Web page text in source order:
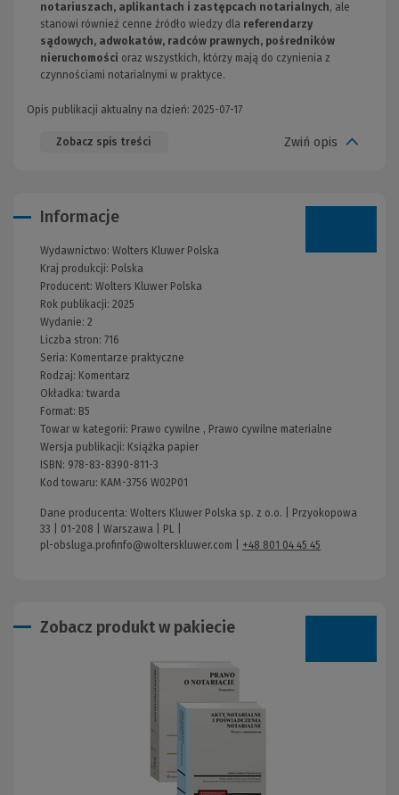
notariuszach, aplikantach i zastępcach notarialnych, ale
stanowi również cenne źródło wiedzy dla referendarzy
sądowych, adwokatów, radców prawnych, pośredników
nieruchomości oraz wszystkich, którzy mają do czynienia z
czynnościami notarialnymi w praktyce.
Opis publikacji aktualny na dzień: 2025-07-17
Zobacz spis treści Zwiń opis
Informacje
Wydawnictwo: Wolters Kluwer Polska
Kraj produkcji: Polska
Producent: Wolters Kluwer Polska
Rok publikacji: 2025
Wydanie: 2
Liczba stron: 716
Seria: Komentarze praktyczne
Rodzaj: Komentarz
Okładka:twarda
Format: B5
Towar w kategorii: Prawo cywilne , Prawo cywilne materialne
Wersja publikacji: Książka papier
ISBN: 978-83-8390-811-3
Kod towaru: KAM-3756 W02P01
Dane producenta: Wolters Kluwer Polska sp. z o.o. | Przyokopowa
33 | 01-208 | Warszawa | PL |
pl-obsluga.profinfo@wolterskluwer.com
+48 801 04 45 45
Zobacz produkt w pakiecie